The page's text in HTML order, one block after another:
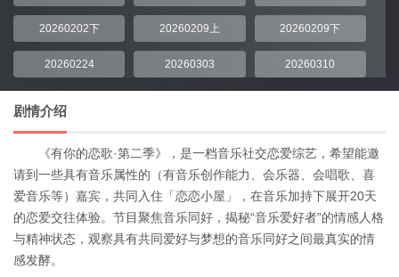
20260202下 20260209上 20260209下
20260224 20260303 20260310
剧情介绍
《有你的恋歌·第二季》，是一档音乐社交恋爱综艺，希望能邀
请到一些具有音乐属性的（有音乐创作能力、会乐器、会唱歌、喜
爱音乐等）嘉宾，共同入住「恋恋小屋」，在音乐加持下展开20天
的恋爱交往体验。节目聚焦音乐同好，揭秘“音乐爱好者”的情感人格
与精神状态，观察具有共同爱好与梦想的音乐同好之间最真实的情
感发酵。